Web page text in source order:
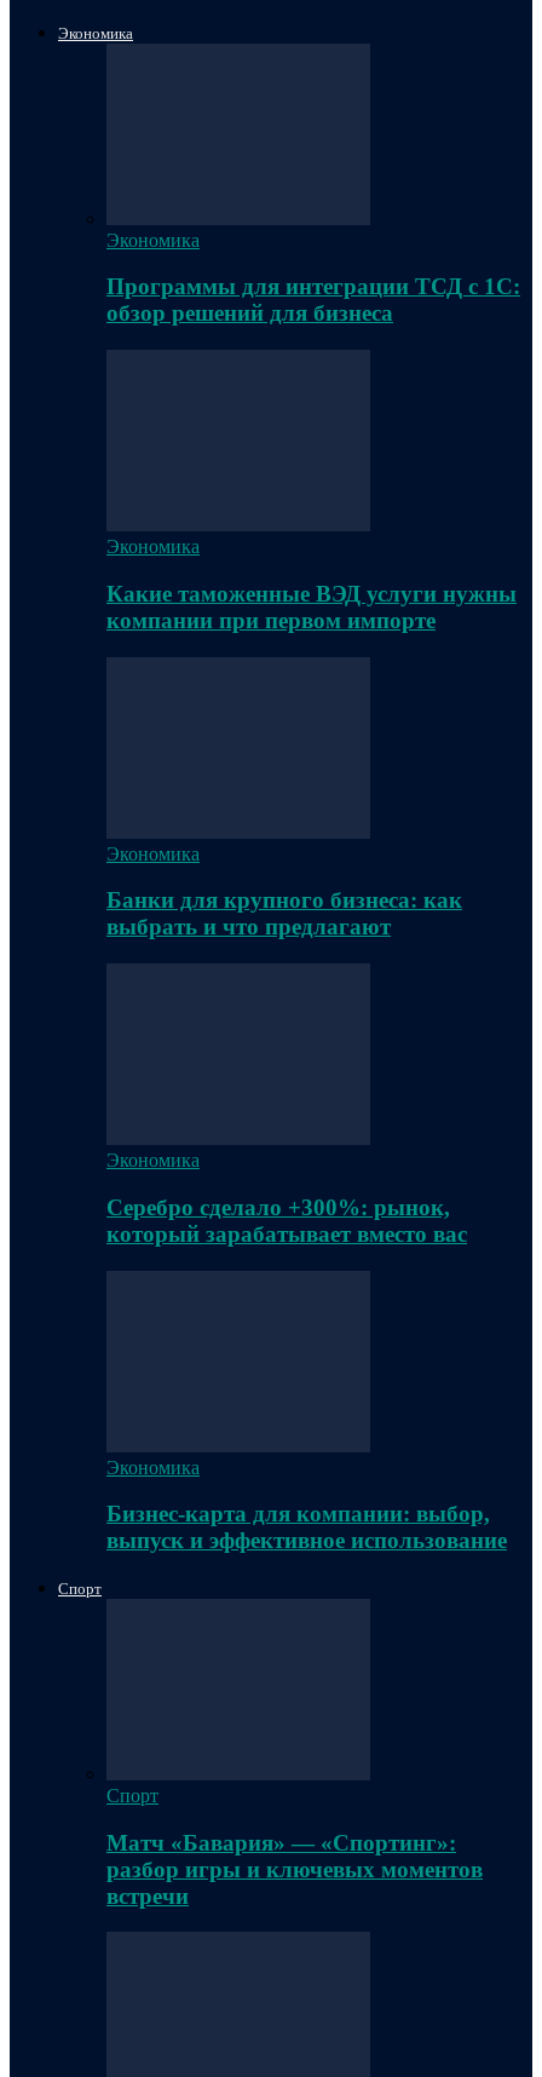
Экономика
Экономика
Программы для интеграции ТСД с 1С:
обзор решений для бизнеса
Экономика
Какие таможенные ВЭД услуги нужны
компании при первом импорте
Экономика
Банки для крупного бизнеса: как
выбрать и что предлагают
Экономика
Серебро сделало +300%: рынок,
который зарабатывает вместо вас
Экономика
Бизнес-карта для компании: выбор,
выпуск и эффективное использование
Спорт
Спорт
Матч «Бавария» — «Спортинг»:
разбор игры и ключевых моментов
встречи